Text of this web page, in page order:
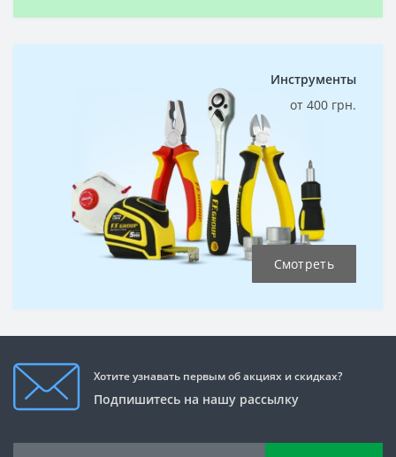
Инструменты
от 400 грн.
Смотреть
Хотите узнавать первым об акциях и скидках?
Подпишитесь на нашу рассылку